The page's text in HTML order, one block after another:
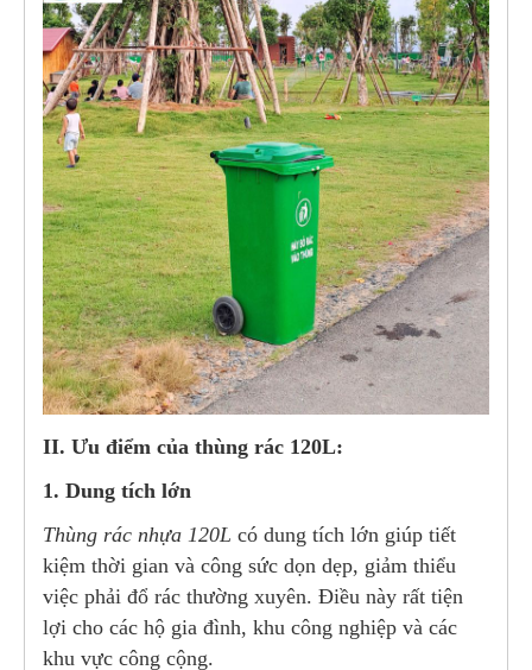
II. Ưu điểm của thùng rác 120L:
1. Dung tích lớn
Thùng rác nhựa 120L có dung tích lớn giúp tiết
kiệm thời gian và công sức dọn dẹp, giảm thiểu
việc phải đổ rác thường xuyên. Điều này rất tiện
lợi cho các hộ gia đình, khu công nghiệp và các
khu vực công cộng.